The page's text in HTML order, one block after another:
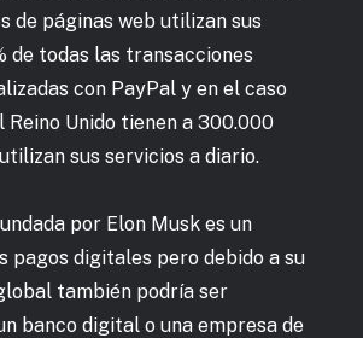
de páginas web utilizan sus
de todas las transacciones
con PayPal y en el caso
Unido tienen a 300.000
sus servicios a diario.
por Elon Musk es un
pagos digitales pero debido a su
también podría ser
banco digital o una empresa de